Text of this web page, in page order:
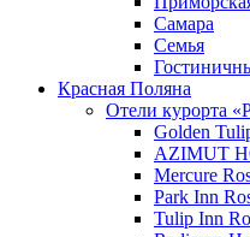
Самара
Семья
Красная Поляна
Отели курорта
Golden
AZIMUT
Mercure
Park Inn
Tulip Inn